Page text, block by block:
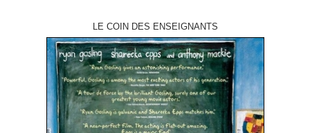
LE COIN DES ENSEIGNANTS